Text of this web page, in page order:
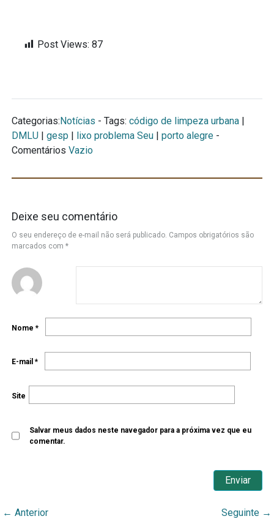
Post Views: 87
Categorias: Notícias - Tags: código de limpeza urbana
DMLU
gesp lixo problema Seu porto alegre-
Comentários Vazio
Deixe seu comentário
O seu endereço de e-mail não será publicado. Campos obrigatórios são
marcados com *
Nome *
E-mail *
Site
Salvar meus dados neste navegador para a próxima vez que eu
comentar.
← Anterior Seguinte →